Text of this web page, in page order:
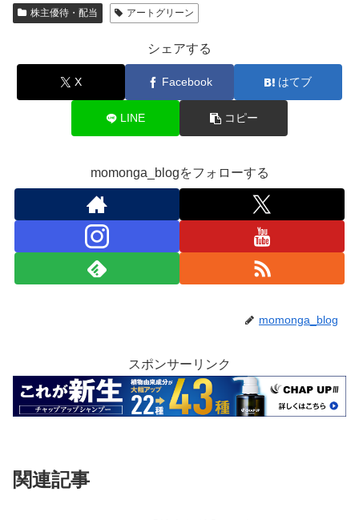
株主優待・配当 アートグリーン
シェアする
X Facebook はてブ
LINE コピー
momonga_blogをフォローする
momonga_blog
スポンサーリンク
関連記事